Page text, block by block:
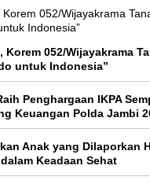
052/Wijayakrama
untuk Indonesia”
Penghargaan IKPA
Keuangan Polda Jambi
Anak yang Dilaporkan
Keadaan Sehat